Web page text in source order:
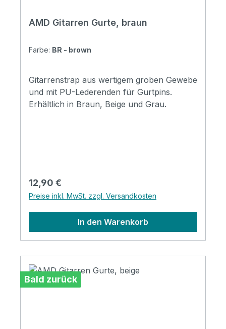
AMD Gitarren Gurte, braun
Farbe: BR - brown
Gitarrenstrap aus wertigem groben Gewebe
und mit PU-Lederenden für Gurtpins.
Erhältlich in Braun, Beige und Grau.
Regulärer Preis:
12,90 €
Preise inkl. MwSt. zzgl. Versandkosten
In den Warenkorb
Bald zurück